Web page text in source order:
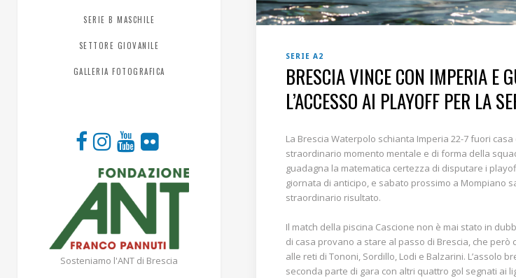
SERIE B MASCHILE
SETTORE GIOVANILE
GALLERIA FOTOGRAFICA
Sosteniamo l'ANT di Brescia
SERIE A2
BRESCIA VINCE CON IMPERIA E
L’ACCESSO AI PLAYOFF PER LA
La Brescia Waterpolo schianta Imperia 22-7 fuori
straordinario momento mentale e di forma della
guadagna la matematica certezza di disputare i
giornata di anticipo, e sabato prossimo a Mompiano
straordinario risultato.
Il match della piscina Cascione non è mai stato in
di casa provano a stare al passo di Brescia, che però
alle reti di Tononi, Sordillo, Lodi e Balzarini. L’assolo
seconda parte di gara con altri quattro gol segnati ai